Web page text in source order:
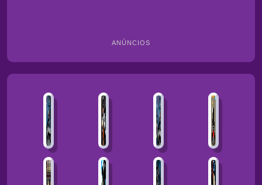
ANÚNCIOS